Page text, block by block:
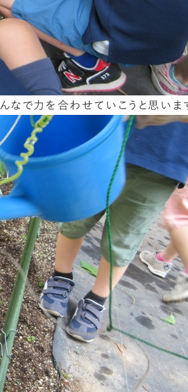
で力を合わせていこうと思いま